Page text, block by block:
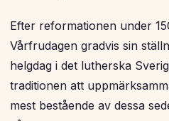
Efter reformationen under
Vårfrudagen gradvis sin
helgdag i det lutherska
traditionen att
mest bestående av dessa